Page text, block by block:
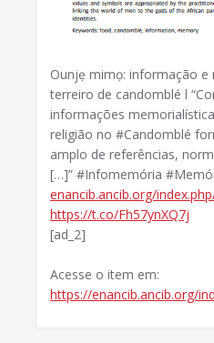
Ounjẹ mimọ: informação
terreiro de candomblé l
informações
religião no #Candomblé
amplo de referências,
[…]” #Infomemória
enancib.ancib.org/
https://t.co/Fh57ynXQ7j
[ad_2]
Acesse o item em:
https://enancib.ancib.org/